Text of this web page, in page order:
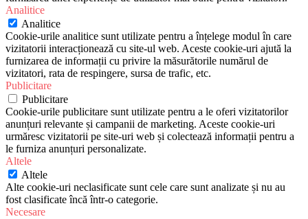
Analitice
Analitice
Cookie-urile analitice sunt utilizate pentru a înțelege modul în care
vizitatorii interacționează cu site-ul web. Aceste cookie-uri ajută la
furnizarea de informații cu privire la măsurătorile numărul de
vizitatori, rata de respingere, sursa de trafic, etc.
Publicitare
Publicitare
Cookie-urile publicitare sunt utilizate pentru a le oferi vizitatorilor
anunțuri relevante și campanii de marketing. Aceste cookie-uri
urmăresc vizitatorii pe site-uri web și colectează informații pentru a
le furniza anunțuri personalizate.
Altele
Altele
Alte cookie-uri neclasificate sunt cele care sunt analizate și nu au
fost clasificate încă într-o categorie.
Necesare